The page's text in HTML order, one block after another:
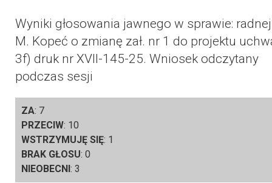
Wyniki głosowania jawnego w sprawie: radnej
M. Kopeć o zmianę zał. nr 1 do projektu
3f) druk nr XVII-145-25. Wniosek odczytany
podczas sesji
ZA: 7
PRZECIW: 10
WSTRZYMUJĘ SIĘ: 1
BRAK GŁOSU: 0
NIEOBECNI: 3